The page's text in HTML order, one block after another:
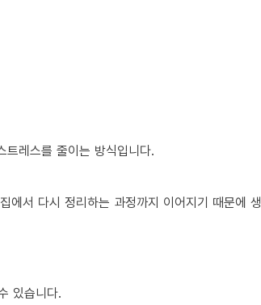
레스를 줄이는 방식입니다.
에서 다시 정리하는 과정까지 이어지기 때문에 생
있습니다.